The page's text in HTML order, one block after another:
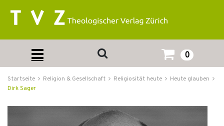
0
Startseite Religion & Gesellschaft Religiosität heute
Heute glauben
Dirk Sager